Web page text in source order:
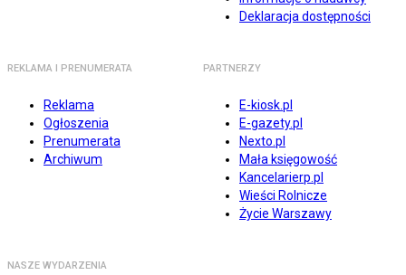
Deklaracja dostępności
REKLAMA I PRENUMERATA
Reklama
Ogłoszenia
Prenumerata
Archiwum
PARTNERZY
E-kiosk.pl
E-gazety.pl
Nexto.pl
Mała księgowość
Kancelarierp.pl
Wieści Rolnicze
Życie Warszawy
NASZE WYDARZENIA